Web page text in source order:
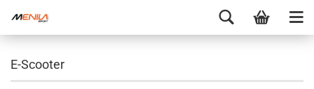
E-Scooter